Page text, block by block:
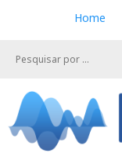
Home